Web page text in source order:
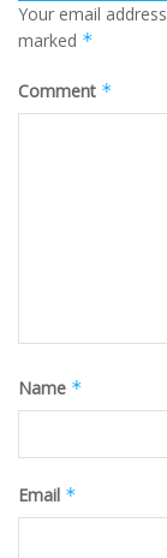
Your email
marked *
Comment *
Name *
Email *